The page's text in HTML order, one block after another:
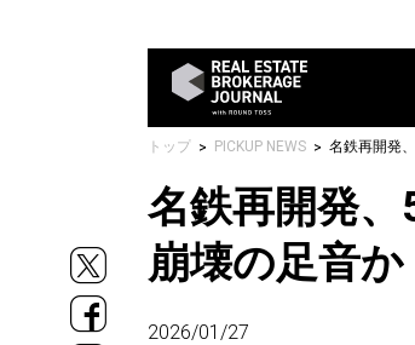
トップ PICKUP NEWS
名鉄再開発
崩壊の足音か
2026/01/27